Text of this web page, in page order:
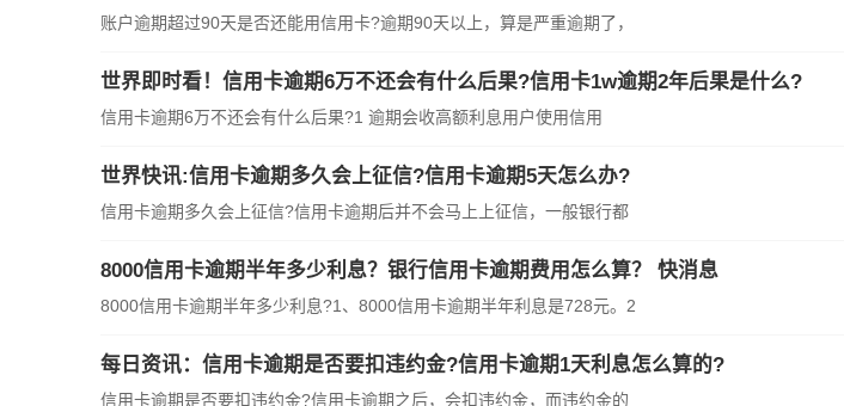
账户逾期超过90天是否还能用信用卡?逾期90天以上，算是严重逾期了，
世界即时看！信用卡逾期6万不还会有什么后果?信用卡1w逾期2年后果是什么?
信用卡逾期6万不还会有什么后果?1 逾期会收高额利息用户使用信用
世界快讯:信用卡逾期多久会上征信?信用卡逾期5天怎么办?
信用卡逾期多久会上征信?信用卡逾期后并不会马上上征信，一般银行都
8000信用卡逾期半年多少利息？银行信用卡逾期费用怎么算？ 快消息
8000信用卡逾期半年多少利息?1、8000信用卡逾期半年利息是728元。2
每日资讯：信用卡逾期是否要扣违约金?信用卡逾期1天利息怎么算的?
信用卡逾期是否要扣违约金?信用卡逾期之后，会扣违约金，而违约金的